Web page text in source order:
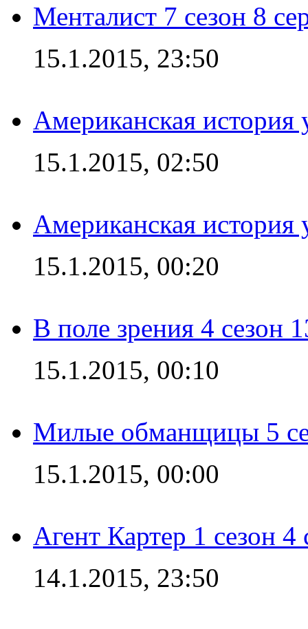
Менталист 7 сезон 8
15.1.2015, 23:50
Американская история
15.1.2015, 02:50
Американская история
15.1.2015, 00:20
В поле зрения 4 сезон
15.1.2015, 00:10
Милые обманщицы 5
15.1.2015, 00:00
Агент Картер 1 сезон 4
14.1.2015, 23:50